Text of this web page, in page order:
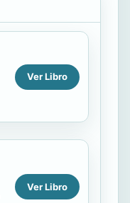
Ver Libro
Ver Libro